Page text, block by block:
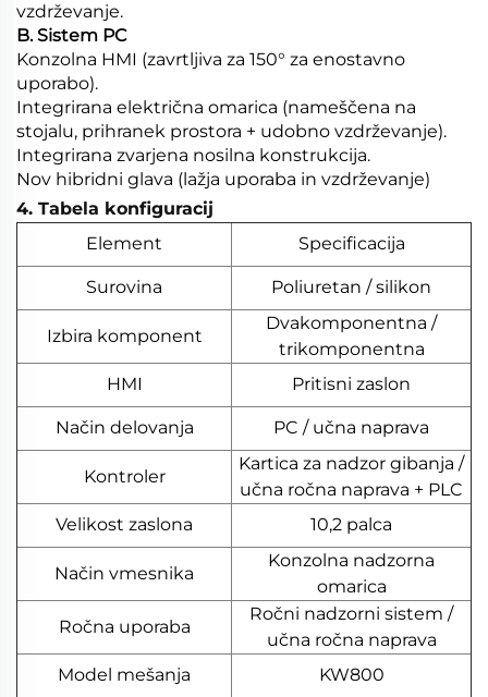
vzdrževanje.
B. Sistem PC
Konzolna HMI (zavrtljiva za 150° za enostavno
uporabo).
Integrirana električna omarica (nameščena na
stojalu, prihranek prostora + udobno vzdrževanje).
Integrirana zvarjena nosilna konstrukcija.
Nov hibridni glava (lažja uporaba in vzdrževanje)
4. Tabela konfiguracij
Element
Specificacija
Surovina Poliuretan / silikon
Izbira komponent
Dvakomponentna /
trikomponentna
HMI
Pritisni zaslon
Način delovanja PC / učna naprava
Kontroler
Kartica za nadzor gibanja /
učna ročna naprava + PLC
Velikost zaslona
10,2 palca
Način vmesnika
Konzolna nadzorna
omarica
Ročna uporaba
Ročni nadzorni sistem /
učna ročna naprava
Model mešanja
KW800